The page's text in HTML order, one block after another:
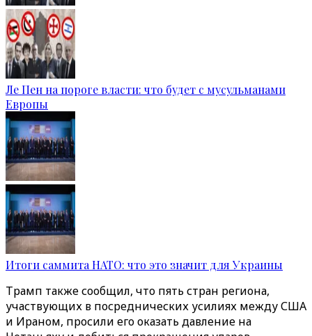
Ле Пен на пороге власти: что будет с мусульманами
Европы
Итоги саммита НАТО: что это значит для Украины
Трамп также сообщил, что пять стран региона,
участвующих в посреднических усилиях между США
и Ираном, просили его оказать давление на